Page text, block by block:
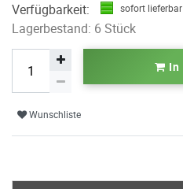
Verfügbarkeit: sofort lieferbar
Lagerbestand: 6 Stück
In
Wunschliste